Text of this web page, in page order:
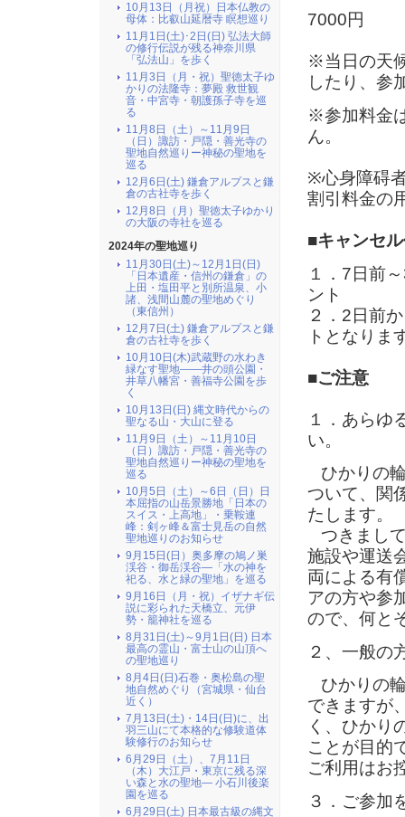
7000円
※当日の天
したり、参
※参加料金
ん。
※心身障碍
割引料金の
■キャンセ
１．7日前
ント
２．2日前
トとなりま
■ご注意
１．あらゆ
い。
ひかりの
ついて、関
たします。
つきまし
施設や運送
両による有
アの方や参
ので、何と
２、一般の
ひかりの
できますが
く、ひかり
ことが目的
ご利用はお
３．ご参加
10月13日（月祝）日本仏教の
母体：比叡山延暦寺 瞑想巡り
11月1日(土)･2日(日) 弘法大師
の修行伝説が残る神奈川県
「弘法山」を歩く
11月3日（月・祝）聖徳太子ゆ
かりの法隆寺：夢殿 救世観
音・中宮寺・朝護孫子寺を巡
る
11月8日（土）～11月9日
（日）諏訪・戸隠・善光寺の
聖地自然巡りー神秘の聖地を
巡る
12月6日(土) 鎌倉アルプスと鎌
倉の古社寺を歩く
12月8日（月）聖徳太子ゆかり
の大阪の寺社を巡る
2024年の聖地巡り
11月30日(土)～12月1日(日)
「日本遺産・信州の鎌倉」の
上田・塩田平と別所温泉、小
諸、浅間山麓の聖地めぐり
（東信州）
12月7日(土) 鎌倉アルプスと鎌
倉の古社寺を歩く
10月10日(木)武蔵野の水わき
緑なす聖地――井の頭公園・
井草八幡宮・善福寺公園を歩
く
10月13日(日) 縄文時代からの
聖なる山・大山に登る
11月9日（土）～11月10日
（日）諏訪・戸隠・善光寺の
聖地自然巡りー神秘の聖地を
巡る
10月5日（土）～6日（日）日
本屈指の山岳景勝地「日本の
スイス・上高地」・乗鞍連
峰：剣ヶ峰＆富士見岳の自然
聖地巡りのお知らせ
9月15日(日）奥多摩の鳩ノ巣
渓谷・御岳渓谷―「水の神を
祀る、水と緑の聖地」を巡る
9月16日（月・祝）イザナギ伝
説に彩られた天橋立、元伊
勢・籠神社を巡る
8月31日(土)～9月1日(日) 日本
最高の霊山・富士山の山頂へ
の聖地巡り
8月4日(日)石巻・奥松島の聖
地自然めぐり（宮城県・仙台
近く）
7月13日(土)・14日(日)に、出
羽三山にて本格的な修験道体
験修行のお知らせ
6月29日（土）、7月11日
（木）大江戸・東京に残る深
い森と水の聖地― 小石川後楽
園を巡る
6月29日(土) 日本最古級の縄文